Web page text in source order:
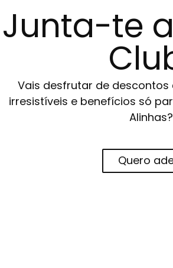
Junta-te
Vais desfrutar de descontos
irresistíveis e benefícios só
Alinhas?
Quero